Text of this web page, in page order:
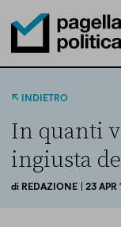
Pagella Politica Logo
INDIETRO
In quanti
ingiusta
di REDAZIONE | 23 APR